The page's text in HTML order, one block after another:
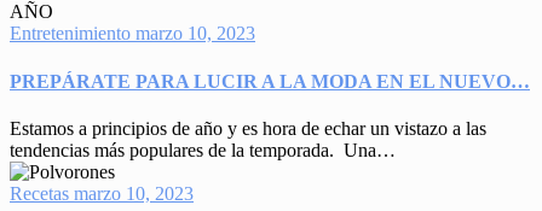
Entretenimiento marzo 10, 2023
PREPÁRATE PARA LUCIR A LA MODA EN EL NUEVO…
Estamos a principios de año y es hora de echar un vistazo a las
tendencias más populares de la temporada. Una…
Recetas marzo 10, 2023